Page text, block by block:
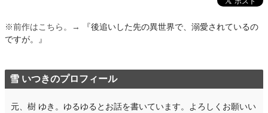
※前作はこちら。→
『後追いした先の異世界で、溺愛されているの
ですが。』
雪 いつきのプロフィール
元、樹 ゆき。ゆるゆるとお話を書いています。よろしくお願いい